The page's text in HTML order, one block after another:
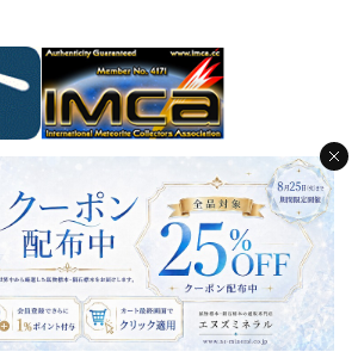
弊社は国際隕石コレクタ
ー協会の会員です。
IMCA 会員 No.4171